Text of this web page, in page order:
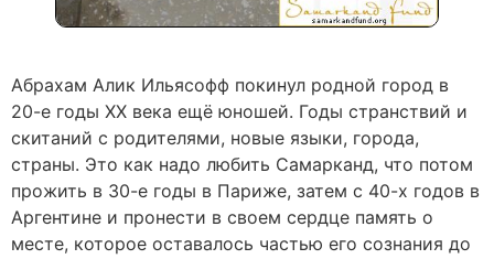
Абрахам Алик Ильясофф покинул родной город в
20-е годы ХХ века ещё юношей. Годы странствий и
скитаний с родителями, новые языки, города,
страны. Это как надо любить Самарканд, что потом
прожить в 30-е годы в Париже, затем с 40-х годов в
Аргентине и пронести в своем сердце память о
месте, которое оставалось частью его сознания до